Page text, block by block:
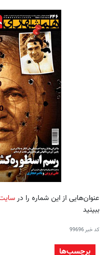
عنوان‌هایی از این شماره را در
ببینید
کد خبر99696
برچسب‌ها